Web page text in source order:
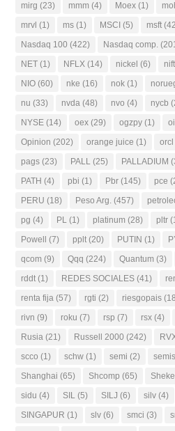
mirg (23) mmm (4) Moex (1)
mrvl (1) ms (1) MSCI (5) msft
Nasdaq 100 (422) Nasdaq comp.
NET (1) NFLX (14) nickel (6)
NIO (60) nke (16) nok (1)
nu (33) nvda (48) nvo (4) nycb
NYSE (14) oex (29) ogzpy (1)
Opinion (202) orange juice (1) orcl
pags (23) PALL (25) PALLADIUM
PATH (4) pbi (1) Pbr (145) pce
PERU (18) Peso Arg. (457)
pg (4) PL (1) platinum (28) pltr
Powell
(7) pplt (20) PUTIN (1)
qcom (9) Qqq (224) Quantum (3)
rddt (1) REDES SOCIALES (41)
renta fija (57) rgti (2) riesgopais
rivn (9) roku (7) rsp (7) rsx (4)
Rusia (21) Russell 2000 (242)
scco (1) schw (1) semi (2) semis
Shanghai (65) Shcomp (65) Shekel
sidu (4) SIL (5) SILJ (6) silv (4)
SINGAPUR (1) slv (6) smci (3)